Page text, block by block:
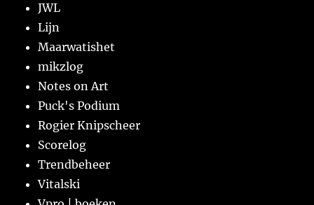
JWL
Lijn
Maarwatishet
mikzlog
Notes on Art
Puck's Podium
Rogier Knipscheer
Scorelog
Trendbeheer
Vitalski